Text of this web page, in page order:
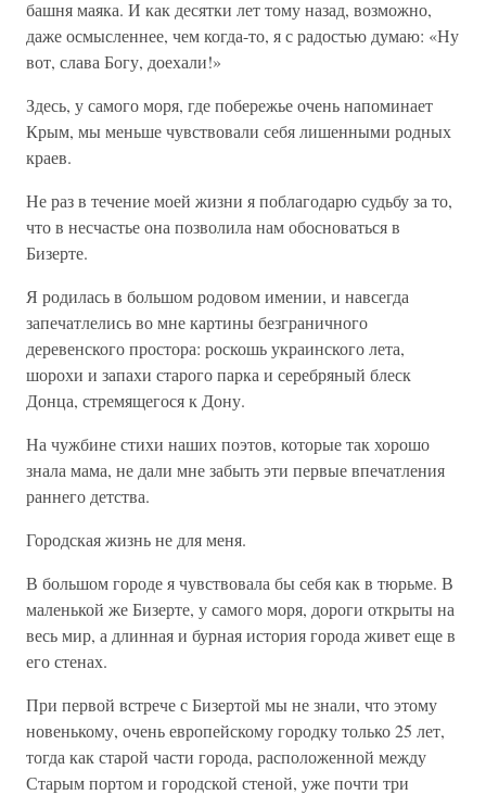
башня маяка. И как десятки лет тому назад, возможно,
даже осмысленнее, чем когда-то, я с радостью думаю: «Ну
вот, слава Богу, доехали!»
Здесь, у самого моря, где побережье очень напоминает
Крым, мы меньше чувствовали себя лишенными родных
краев.
Не раз в течение моей жизни я поблагодарю судьбу за то,
что в несчастье она позволила нам обосноваться в
Бизерте.
Я родилась в большом родовом имении, и навсегда
запечатлелись во мне картины безграничного
деревенского простора: роскошь украинского лета,
шорохи и запахи старого парка и серебряный блеск
Донца, стремящегося к Дону.
На чужбине стихи наших поэтов, которые так хорошо
знала мама, не дали мне забыть эти первые впечатления
раннего детства.
Городская жизнь не для меня.
В большом городе я чувствовала бы себя как в тюрьме. В
маленькой же Бизерте, у самого моря, дороги открыты на
весь мир, а длинная и бурная история города живет еще в
его стенах.
При первой встрече с Бизертой мы не знали, что этому
новенькому, очень европейскому городку только 25 лет,
тогда как старой части города, расположенной между
Старым портом и городской стеной, уже почти три